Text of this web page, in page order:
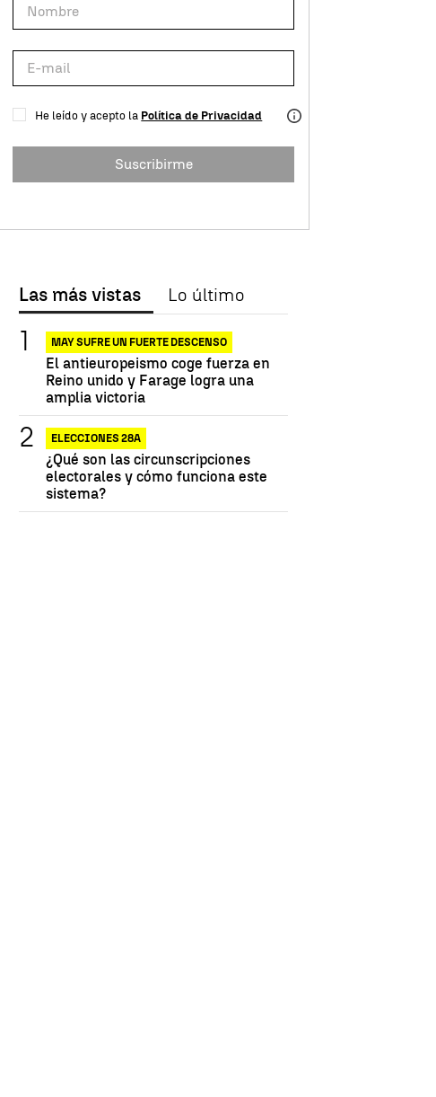
He leído y acepto la Política de Privacidad
Suscribirme
Las más vistas Lo último
MAY SUFRE UN FUERTE DESCENSO
El antieuropeismo coge fuerza en
Reino unido y Farage logra una
amplia victoria
ELECCIONES 28A
¿Qué son las circunscripciones
electorales y cómo funciona este
sistema?